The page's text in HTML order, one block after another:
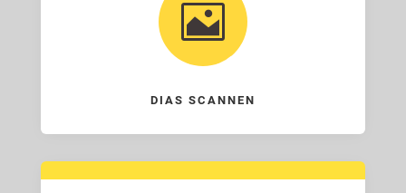

DIAS SCANNEN